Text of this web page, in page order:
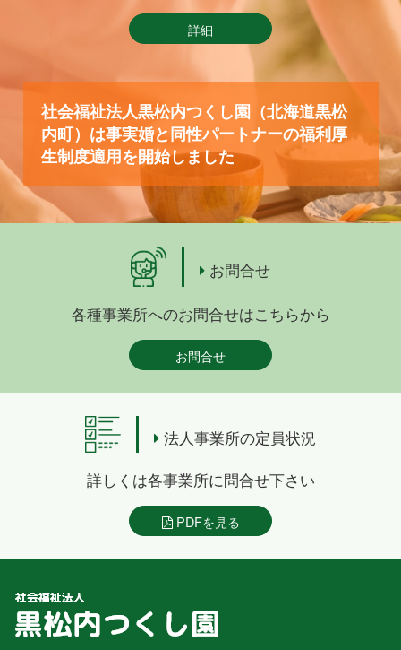
詳細
社会福祉法人黒松内つくし園（北海道黒松
内町）は事実婚と同性パートナーの福利厚
生制度適用を開始しました
お問合せ
各種事業所へのお問合せはこちらから
お問合せ
法人事業所の定員状況
詳しくは各事業所に問合せ下さい
PDFを見る